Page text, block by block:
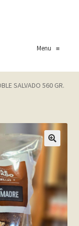
Menu≡
SALVADO 560 GR.